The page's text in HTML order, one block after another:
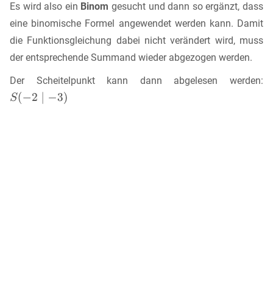
Es wird also ein Binom gesucht und dann so ergänzt, dass
eine binomische Formel angewendet werden kann. Damit
die Funktionsgleichung dabei nicht verändert wird, muss
der entsprechende Summand wieder abgezogen werden.
Der Scheitelpunkt kann dann abgelesen werden: